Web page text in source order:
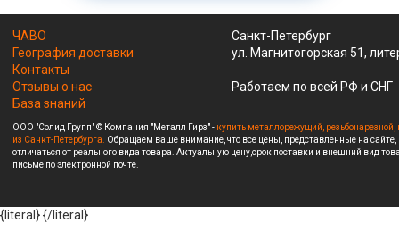
ЧАВО
География доставки
Контакты
Отзывы о нас
База знаний
Санкт-Петербург
ул. Магнитогорская 51,
Работаем по всей РФ и СНГ
ООО "Солид Групп" © Компания "Металл Гирз" - купить металлорежущий,
из Санкт-Петербурга. Обращаем ваше внимание, что все цены, представленные на
отличаться от реального вида товара. Актуальную цену,срок поставки и внешний вид
письме по электронной почте.
{literal}{/literal}